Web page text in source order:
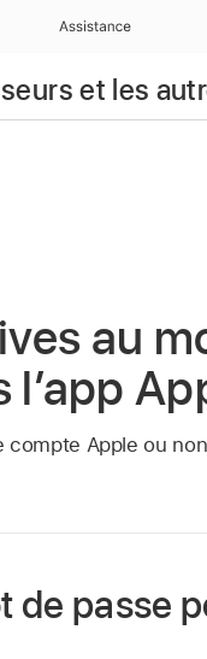
Assistance
et les
au
app
compte Apple ou
de passe